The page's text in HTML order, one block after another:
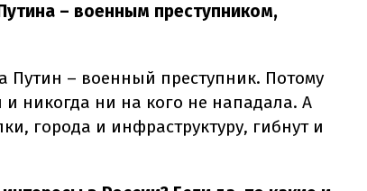
– военным преступником,
Путин – военный преступник. Потому
никогда ни на кого не нападала. А
города и инфраструктуру, гибнут и